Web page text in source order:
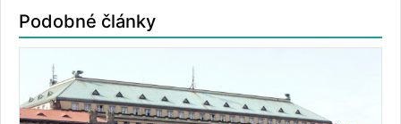
Podobné články